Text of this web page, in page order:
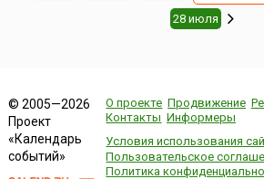
28 июля
© 2005—2026
Проект
«Календарь
событий»
О проекте Продвижение
Контакты Информеры
Условия использования
Пользовательское
Политика